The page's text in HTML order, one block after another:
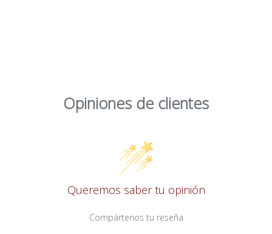
Opiniones de clientes
Queremos saber tu opinión
Compártenos tu reseña